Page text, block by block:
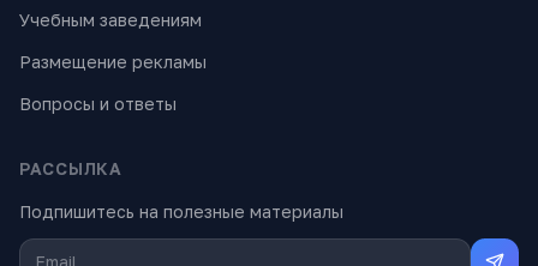
Учебным заведениям
Размещение рекламы
Вопросы и ответы
РАССЫЛКА
Подпишитесь на полезные материалы